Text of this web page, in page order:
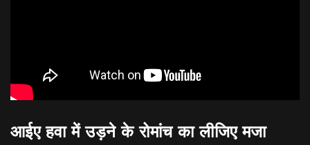
आईए हवा में उड़ने के रोमांच का लीजिए मजा